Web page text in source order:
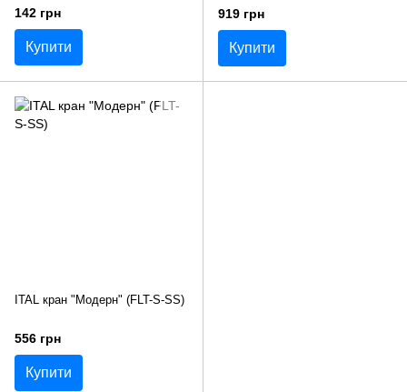
142 грн
Купити
919 грн
Купити
ITAL кран "Модерн" (FLT-S-SS)
556 грн
Купити